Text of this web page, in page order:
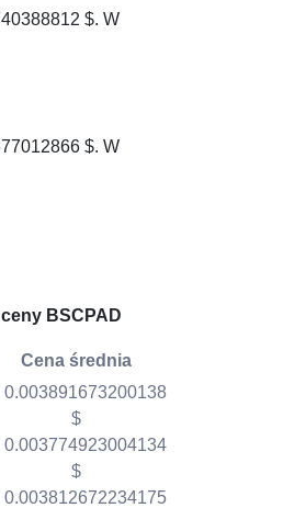
$. W
$. W
BSCPAD
Cena średnia
0.003891673200138
$
0.003774923004134
$
0.003812672234175